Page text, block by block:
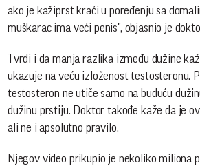
ako je kažiprst kraći u poređenju sa
muškarac ima veći penis", objasnio je
Tvrdi i da manja razlika između dužine
ukazuje na veću izloženost testosteronu.
testosteron ne utiče samo na buduću
dužinu prstiju. Doktor takođe kaže da je
ali ne i apsolutno pravilo.
Njegov video prikupio je nekoliko miliona